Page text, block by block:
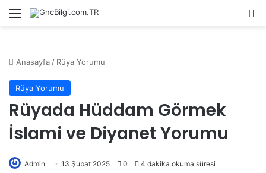
Menü
Anasayfa / Rüya Yorumu
Rüya Yorumu
Rüyada Hüddam Görmek
İslami ve Diyanet Yorumu
Admin 13 Şubat 2025 0 4 dakika okuma süresi